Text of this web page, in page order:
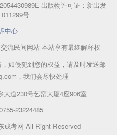
出版物许可证：新出发
号
中心
流民间网站 本站享有最终解释权
如侵犯到您的权益，请及时发送邮
，我们会尽快处理
道230号艺峦大厦4座906室
23224485
成考网 All Right Reserved